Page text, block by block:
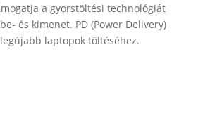
a gyorstöltési technológiát
és kimenet. PD (Power Delivery)
laptopok töltéséhez.